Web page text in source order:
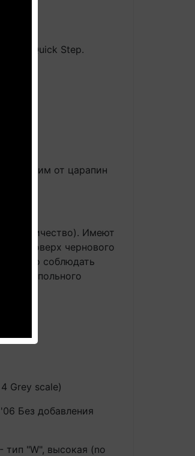
клей Quick Step.
от царапин
Имеют
поверх чернового
строго соблюдать
напольного
Grey scale)
Без добавления
тип "W", высокая (no